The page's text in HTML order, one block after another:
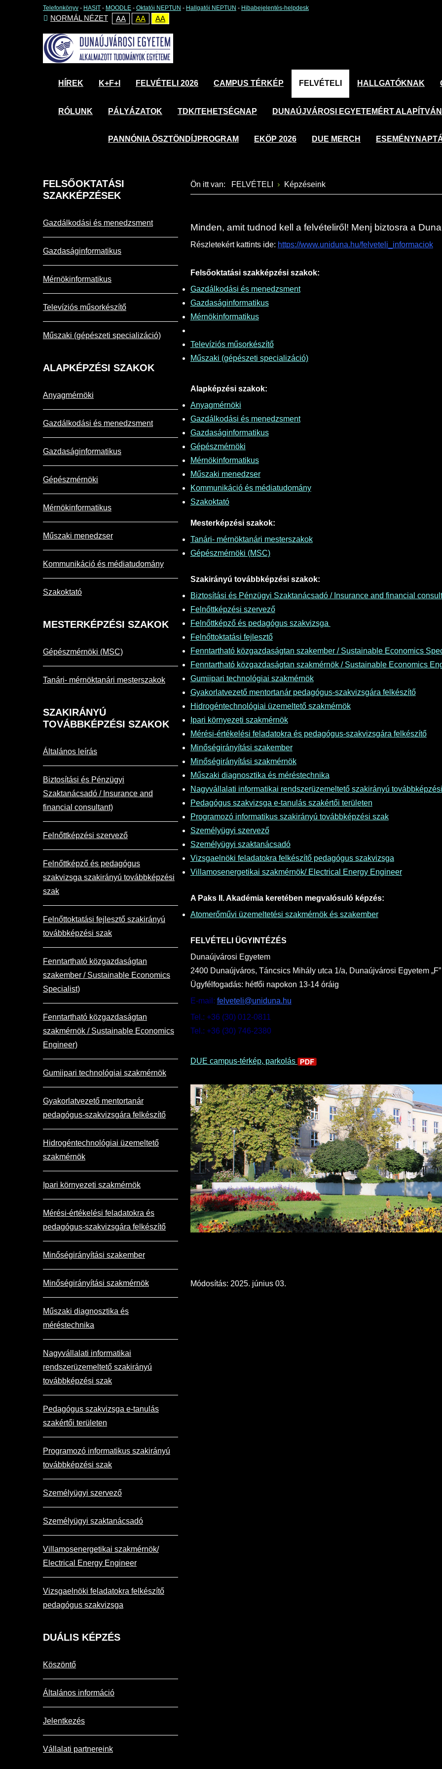
Telefonkönyv - HASIT - MOODLE - Oktatói NEPTUN - Hallgatói NEPTUN - Hibabejelentés-helpdesk
NORMÁL NÉZET AA AA AA
HÍREK K+F+I FELVÉTELI 2026 CAMPUS TÉRKÉP FELVÉTELI HALLGATÓKNAK
RÓLUNK PÁLYÁZATOK TDK/TEHETSÉGNAP DUNAÚJVÁROSI EGYETEMÉRT
PANNÓNIA ÖSZTÖNDÍJPROGRAM EKÖP 2026 DUE MERCH
Ön itt van: FELVÉTELI Képzéseink
Minden, amit tudnod kell a felvételiről! Menj biztosra a
Részletekért kattints ide: https://www.uniduna.hu/felveteli_informaciok
Felsőoktatási szakképzési szakok:
Gazdálkodási és menedzsment
Gazdaságinformatikus
Mérnökinformatikus
Televíziós műsorkészítő
Műszaki (gépészeti specializáció)
Alapképzési szakok:
Anyagmérnöki
Gazdálkodási és menedzsment
Gazdaságinformatikus
Gépészmérnöki
Mérnökinformatikus
Műszaki menedzser
Kommunikáció és médiatudomány
Szakoktató
Mesterképzési szakok:
Tanári- mérnöktanári mesterszakok
Gépészmérnöki (MSC)
Szakirányú továbbképzési szakok:
Biztosítási és Pénzügyi Szaktanácsadó / Insurance and financial
Felnőttképzési szervező
Felnőttképző és pedagógus szakvizsga
Felnőttoktatási fejlesztő
Fenntartható közgazdaságtan szakember / Sustainable Economics
Fenntartható közgazdaságtan szakmérnök / Sustainable Economics
Gumiipari technológiai szakmérnök
Gyakorlatvezető mentortanár pedagógus-szakvizsgára felkészítő
Hidrogéntechnológiai üzemeltető szakmérnök
Ipari környezeti szakmérnök
Mérési-értékelési feladatokra és pedagógus-szakvizsgára felkészítő
Minőségirányítási szakember
Minőségirányítási szakmérnök
Műszaki diagnosztika és méréstechnika
Nagyvállalati informatikai rendszerüzemeltető szakirányú
Pedagógus szakvizsga e-tanulás szakértői területen
Programozó informatikus szakirányú továbbképzési szak
Személyügyi szervező
Személyügyi szaktanácsadó
Vizsgaelnöki feladatokra felkészítő pedagógus szakvizsga
Villamosenergetikai szakmérnök/ Electrical Energy Engineer
A Paks II. Akadémia keretében megvalósuló képzés:
Atomerőművi üzemeltetési szakmérnök és szakember
FELVÉTELI ÜGYINTÉZÉS
Dunaújvárosi Egyetem
2400 Dunaújváros, Táncsics Mihály utca 1/a, Dunaújvárosi Egyetem
Ügyfélfogadás: hétfői napokon 13-14 óráig
E-mail: felveteli@uniduna.hu
Tel.: +36 (30) 012-0811
Tel.: +36 (30) 746-2380
DUE campus-térkép, parkolás
Módosítás: 2025. június 03.
FELSŐOKTATÁSI
SZAKKÉPZÉSEK
Gazdálkodási és menedzsment
Gazdaságinformatikus
Mérnökinformatikus
Televíziós műsorkészítő
Műszaki (gépészeti specializáció)
ALAPKÉPZÉSI SZAKOK
Anyagmérnöki
Gazdálkodási és menedzsment
Gazdaságinformatikus
Gépészmérnöki
Mérnökinformatikus
Műszaki menedzser
Kommunikáció és médiatudomány
Szakoktató
MESTERKÉPZÉSI SZAKOK
Gépészmérnöki (MSC)
Tanári- mérnöktanári mesterszakok
SZAKIRÁNYÚ
TOVÁBBKÉPZÉSI SZAKOK
Általános leírás
Biztosítási és Pénzügyi
Szaktanácsadó / Insurance and
financial consultant)
Felnőttképzési szervező
Felnőttképző és pedagógus
szakvizsga szakirányú továbbképzési
szak
Felnőttoktatási fejlesztő szakirányú
továbbképzési szak
Fenntartható közgazdaságtan
szakember / Sustainable Economics
Specialist)
Fenntartható közgazdaságtan
szakmérnök / Sustainable Economics
Engineer)
Gumiipari technológiai szakmérnök
Gyakorlatvezető mentortanár
pedagógus-szakvizsgára felkészítő
Hidrogéntechnológiai üzemeltető
szakmérnök
Ipari környezeti szakmérnök
Mérési-értékelési feladatokra és
pedagógus-szakvizsgára felkészítő
Minőségirányítási szakember
Minőségirányítási szakmérnök
Műszaki diagnosztika és
méréstechnika
Nagyvállalati informatikai
rendszerüzemeltető szakirányú
továbbképzési szak
Pedagógus szakvizsga e-tanulás
szakértői területen
Programozó informatikus szakirányú
továbbképzési szak
Személyügyi szervező
Személyügyi szaktanácsadó
Villamosenergetikai szakmérnök/
Electrical Energy Engineer
Vizsgaelnöki feladatokra felkészítő
pedagógus szakvizsga
DUÁLIS KÉPZÉS
Köszöntő
Általános információ
Jelentkezés
Vállalati partnereink